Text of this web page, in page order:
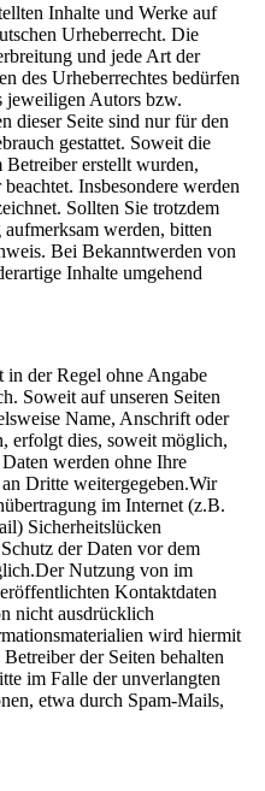
Inhalte und Werke auf
Urheberrecht. Die
und jede Art der
des Urheberrechtes bedürfen
jeweiligen Autors bzw.
dieser Seite sind nur für den
gestattet. Soweit die
erstellt wurden,
Insbesondere werden
Sollten Sie trotzdem
werden, bitten
Bei Bekanntwerden von
Inhalte umgehend
in der Regel ohne Angabe
Soweit auf unseren Seiten
Name, Anschrift oder
erfolgt dies, soweit möglich,
werden ohne Ihre
Dritte weitergegeben.Wir
im Internet (z.B.
Sicherheitslücken
der Daten vor dem
Nutzung von im
Kontaktdaten
nicht ausdrücklich
wird hiermit
der Seiten behalten
im Falle der unverlangten
etwa durch Spam-Mails,